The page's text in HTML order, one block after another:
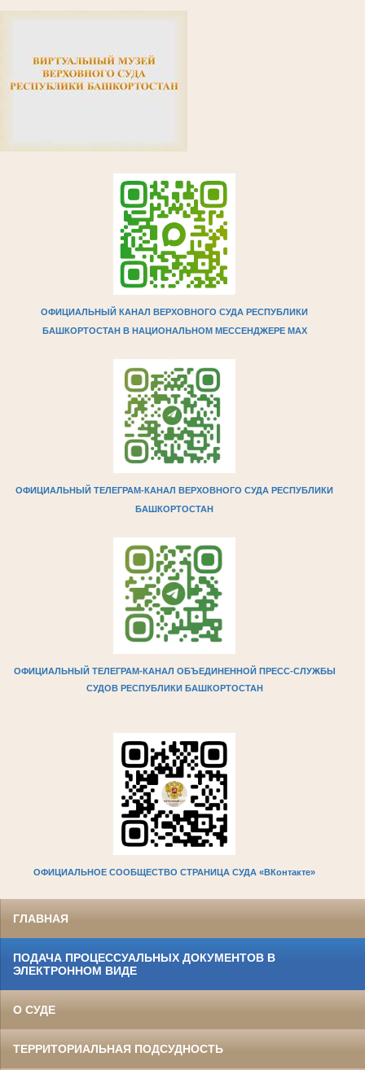
ОФИЦИАЛЬНЫЙ КАНАЛ ВЕРХОВНОГО СУДА РЕСПУБЛИКИ
БАШКОРТОСТАН В НАЦИОНАЛЬНОМ МЕССЕНДЖЕРЕ МAX
ОФИЦИАЛЬНЫЙ ТЕЛЕГРАМ-КАНАЛ ВЕРХОВНОГО СУДА РЕСПУБЛИКИ
БАШКОРТОСТАН
ОФИЦИАЛЬНЫЙ ТЕЛЕГРАМ-КАНАЛ ОБЪЕДИНЕННОЙ ПРЕСС-СЛУЖБЫ
СУДОВ РЕСПУБЛИКИ БАШКОРТОСТАН
ОФИЦИАЛЬНОЕ СООБЩЕСТВО СТРАНИЦА СУДА «ВКонтакте»
ГЛАВНАЯ
ПОДАЧА ПРОЦЕССУАЛЬНЫХ ДОКУМЕНТОВ В
ЭЛЕКТРОННОМ ВИДЕ
О СУДЕ
ТЕРРИТОРИАЛЬНАЯ ПОДСУДНОСТЬ